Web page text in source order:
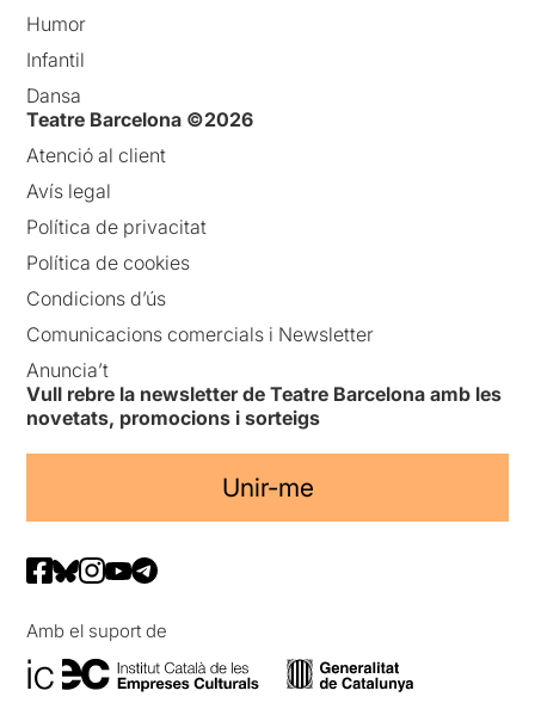
Humor
Infantil
Dansa
Teatre Barcelona ©2026
Atenció al client
Avís legal
Política de privacitat
Política de cookies
Condicions d’ús
Comunicacions comercials i Newsletter
Anuncia’t
Vull rebre la newsletter de Teatre Barcelona amb les
novetats, promocions i sorteigs
Unir-me
Amb el suport de